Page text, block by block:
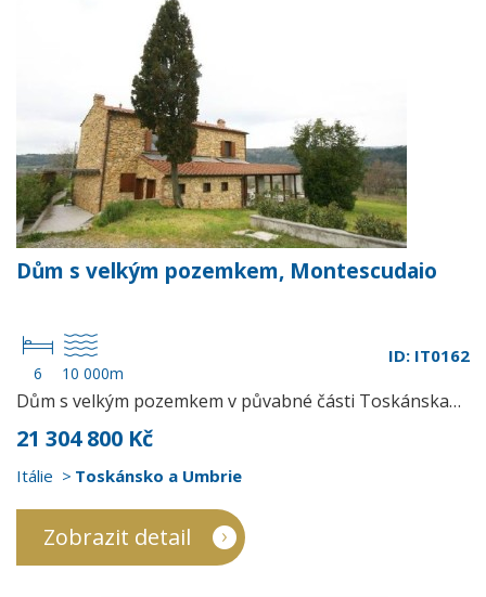
Dům s velkým pozemkem, Montescudaio
6 10 000m
ID: IT0162
Dům s velkým pozemkem v půvabné části Toskánska…
21 304 800 Kč
Itálie Toskánsko a Umbrie
Zobrazit detail